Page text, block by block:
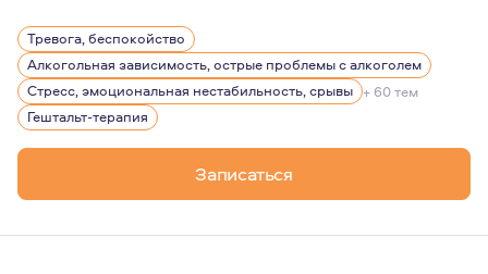
В работе психолога, психотерапевта наиболее
Честность, выстраивание доверительных,
Тревога, беспокойство
Алкогольная зависимость, острые проблемы с алкоголем
Стресс, эмоциональная нестабильность, срывы + 60 тем
Гештальт-терапия
Записаться